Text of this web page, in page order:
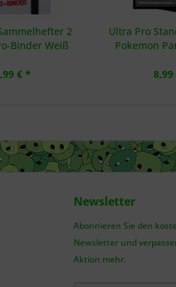
2
Binder Weiß
€ *
Ultra Pro
Pokemon
Newsletter
Abonnieren Sie den
Newsletter und
Aktion mehr.